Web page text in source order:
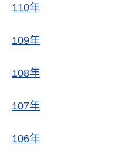
110年
109年
108年
107年
106年